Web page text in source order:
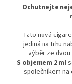
Ochutnejte
Tato nová
jediná na trhu
výběr ze dvou
S objemem 2 ml
společníkem na